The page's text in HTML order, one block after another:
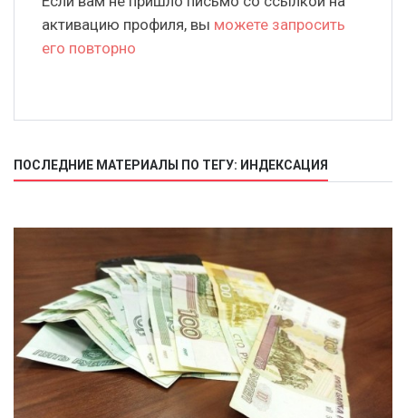
активацию профиля, вы можете запросить
его повторно
ПОСЛЕДНИЕ МАТЕРИАЛЫ ПО ТЕГУ: ИНДЕКСАЦИЯ